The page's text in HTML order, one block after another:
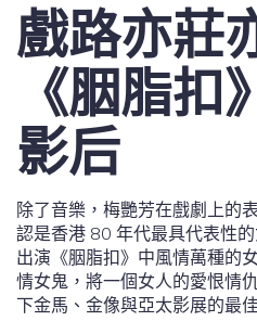
戲路亦莊
《胭脂扣
影后
除了音樂，梅艷芳在戲劇上的
認是香港 80 年代最具代表性
出演《胭脂扣》中風情萬種的
情女鬼，將一個女人的愛恨情
下金馬、金像與亞太影展的最